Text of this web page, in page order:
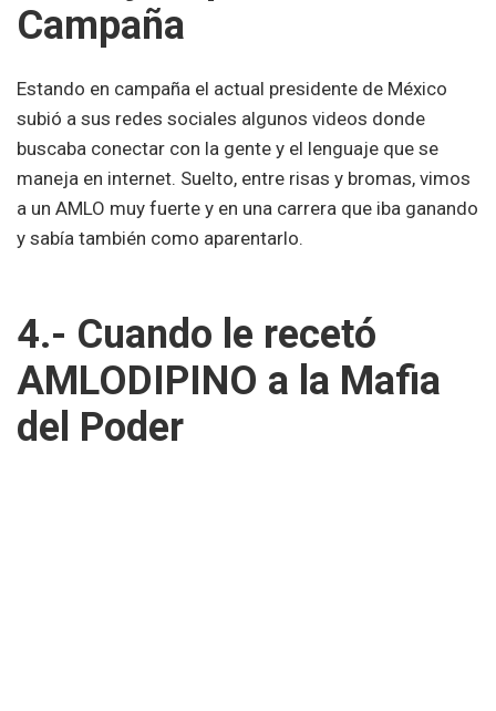
Campaña
Estando en campaña el actual presidente de México
subió a sus redes sociales algunos videos donde
buscaba conectar con la gente y el lenguaje que se
maneja en internet. Suelto, entre risas y bromas, vimos
a un AMLO muy fuerte y en una carrera que iba ganando
y sabía también como aparentarlo.
4.- Cuando le recetó
AMLODIPINO a la Mafia
del Poder